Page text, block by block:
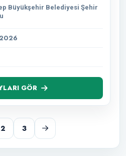
Büyükşehir Belediyesi Şehir
GÖR
2 3